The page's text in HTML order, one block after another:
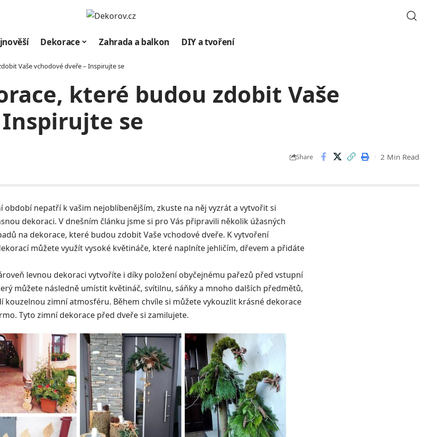
Dekorace Zahrada a balkon DIY a tvoření
Vaše vchodové dveře – Inspirujte se
které budou zdobit Vaše
se
Share 2 Min Read
období nepatří k vašim nejoblíbenějším, zkuste na něj vyzrát a vytvořit si
dekoraci. V dnešním článku jsme si pro Vás připravili několik úžasných
na dekorace, které budou zdobit Vaše vchodové dveře. K vytvoření
můžete využít vysoké květináče, které naplníte jehličím, dřevem a přidáte
levnou dekoraci vytvoříte i díky položení obyčejnému pařezů před vstupní
můžete následně umístit květináč, svítilnu, sáňky a mnoho dalších předmětů,
kouzelnou zimní atmosféru. Během chvíle si můžete vykouzlit krásné dekorace
Tyto zimní dekorace před dveře si zamilujete.